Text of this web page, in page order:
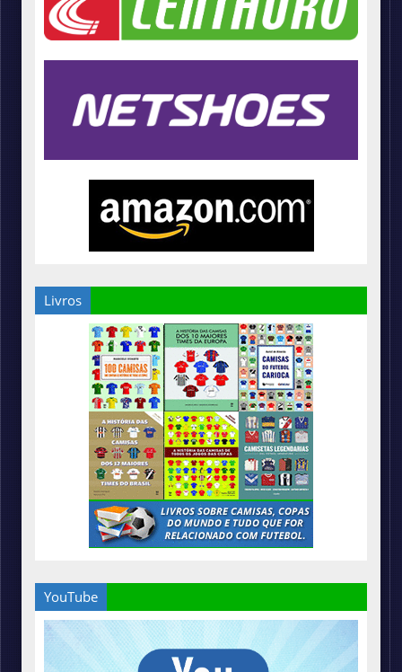
Livros
YouTube